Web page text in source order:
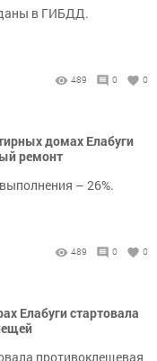
в ГИБДД.
489 0 0
домах Елабуги
ремонт
– 26%.
489 0 0
Елабуги стартовала
противоклещевая